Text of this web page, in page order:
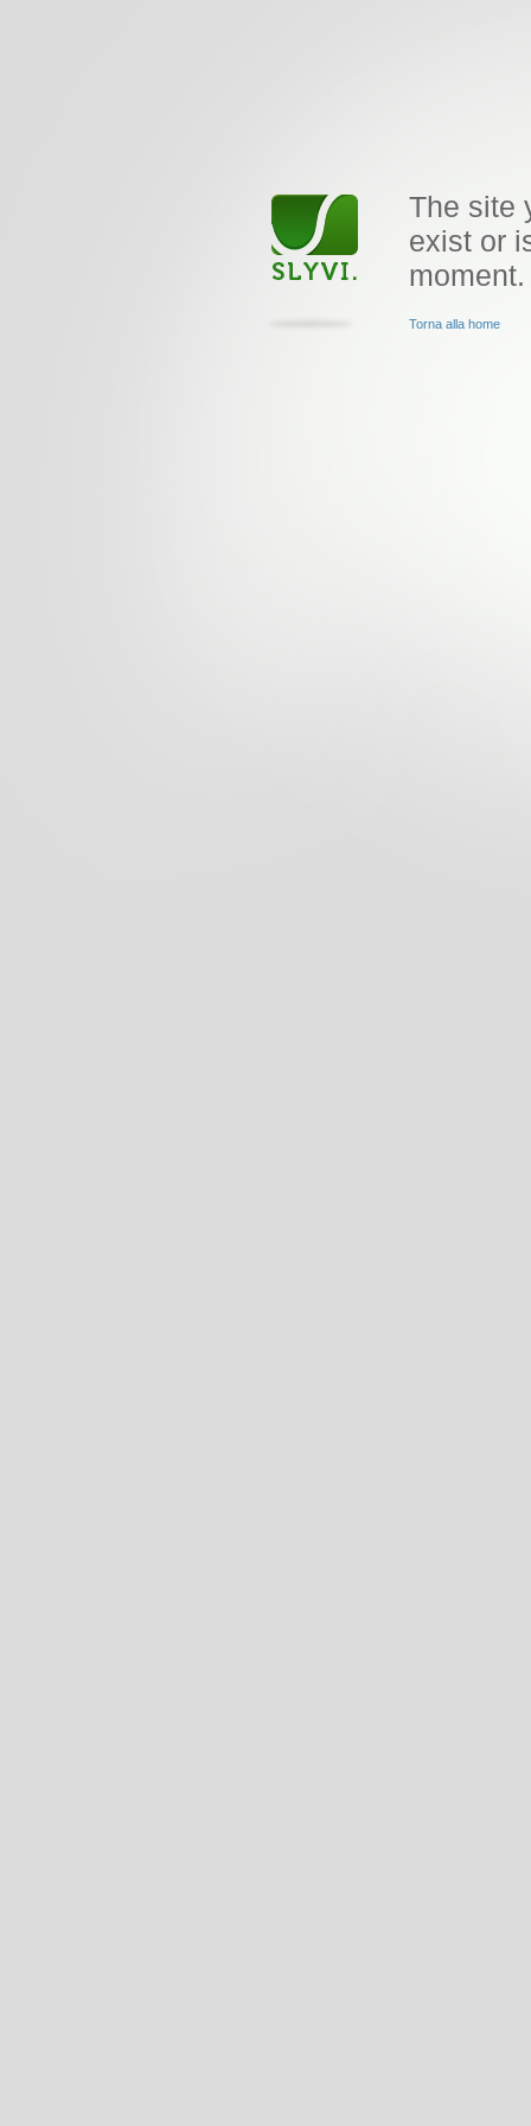
The site
exist or
moment.
Torna alla home